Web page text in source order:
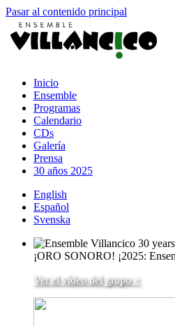
Pasar al contenido principal
Inicio
Ensemble
Programas
Calendario
CDs
Galería
Prensa
30 años 2025
English
Español
Svenska
¡ORO SONORO! ¡2025:
Ver el vídeo del grupo >